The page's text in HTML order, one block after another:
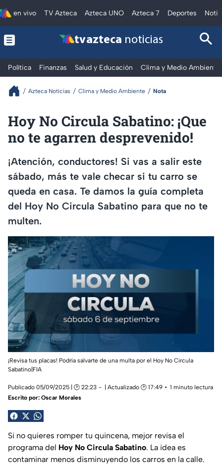
en vivo TV Azteca Azteca UNO Azteca 7 Deportes
tv azteca noticias
Política Finanzas Salud y Educación Clima y Medio Ambiente
Azteca Noticias Clima y Medio Ambiente Nota
Hoy No Circula Sabatino: ¡Que
no te agarren desprevenido!
¡Atención, conductores! Si vas a salir este
sábado, más te vale checar si tu carro se
queda en casa. Te damos la guía completa
del Hoy No Circula Sabatino para que no te
multen.
¡Revisa tus placas! Podría salvarte de una multa por el Hoy No Circula
Sabatino|FIA
Publicado 05/09/2025 | 🕑 22:23 | Actualizado 🕑 17:49
1 minuto lectura
Escrito por: Oscar Morales
Si no quieres romper tu quincena, mejor revisa el
programa del Hoy No Circula Sabatino. La idea es
contaminar menos disminuyendo los carros en la calle.